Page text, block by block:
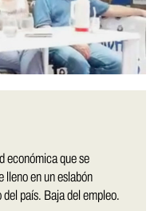
económica que se
lleno en un eslabón
país. Baja del empleo.